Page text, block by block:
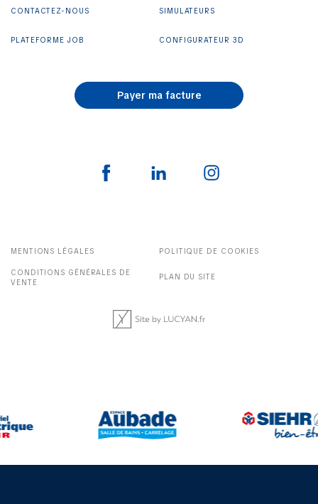
CONTACTEZ-NOUS
PLATEFORME JOB
SIMULATEURS
CONFIGURATEUR 3D
Payer ma facture
MENTIONS LÉGALES POLITIQUE DE COOKIES
CONDITIONS GÉNÉRALES DE
VENTE
PLAN DU SITE